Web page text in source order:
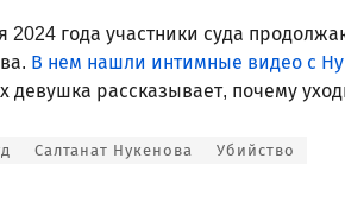
года участники суда
В нем нашли интимные видео с
девушка рассказывает, почему
Салтанат Нукенова Убийство